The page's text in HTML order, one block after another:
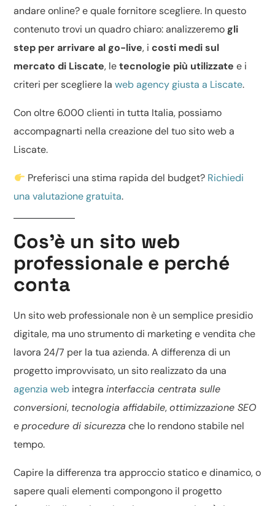
andare online? e quale fornitore scegliere. In questo
contenuto trovi un quadro chiaro: analizzeremo gli
step per arrivare al go-live, icosti medi sul
mercato di Liscate, letecnologie più utilizzate e i
criteri per scegliere laweb agency giusta a Liscate.
Con oltre 6.000 clienti in tutta Italia, possiamo
accompagnarti nella creazione del tuo sito web a
Liscate.
Preferisci una stima rapida del budget? Richiedi
una valutazione gratuita.
Cos’è un sito web
professionale e perché
conta
Unsito web professionale non è un semplice presidio
digitale, ma uno strumento di marketing e vendita che
lavora 24/7 per la tua azienda. A differenza di un
progetto improvvisato, un sito realizzato da una
agenzia web integrainterfaccia centrata sulle
conversioni, tecnologia affidabile,ottimizzazione SEO
eprocedure di sicurezza che lo rendono stabile nel
tempo.
Capire la differenza traapproccio statico e dinamico, o
saperequali elementi compongono il progetto